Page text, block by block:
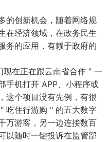
的创新机会，随着网络规
在经济领域，在政务民生
务的应用，有赖于政府的
在正在跟云南省合作 " 一
手机打开 APP、小程序或
这个项目没有先例，有很
吃住行游购 " 的五大数字
万游客，另一边连接数百
以随时一键投诉在监管部